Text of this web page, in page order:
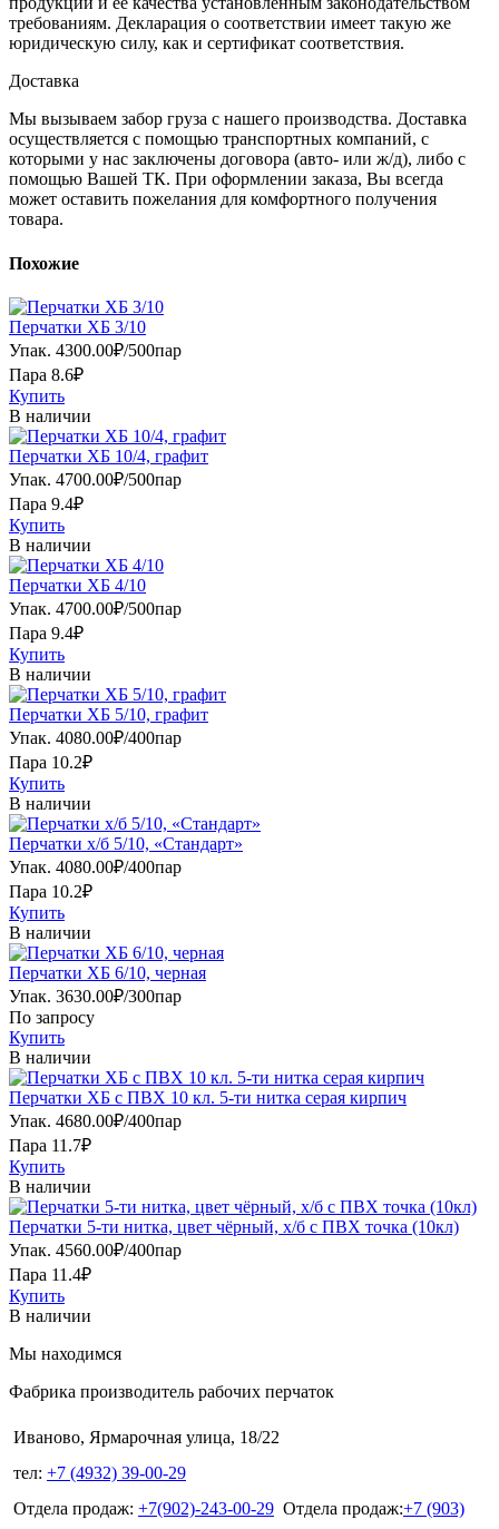
требованиям. Декларация о соответствии имеет такую же
юридическую силу, как и сертификат соответствия.
Доставка
Мы вызываем забор груза с нашего производства. Доставка
осуществляется с помощью транспортных компаний, с
которыми у нас заключены договора (авто- или ж/д), либо с
помощью Вашей ТК. При оформлении заказа, Вы всегда
может оставить пожелания для комфортного получения
товара.
Похожие
Перчатки ХБ 3/10
Упак. 4300.00₽/500пар
Пара 8.6₽
Купить
В наличии
Перчатки ХБ 10/4, графит
Упак. 4700.00₽/500пар
Пара 9.4₽
Купить
В наличии
Перчатки ХБ 4/10
Упак. 4700.00₽/500пар
Пара 9.4₽
Купить
В наличии
Перчатки ХБ 5/10, графит
Упак. 4080.00₽/400пар
Пара 10.2₽
Купить
В наличии
Перчатки х/б 5/10, «Стандарт»
Упак. 4080.00₽/400пар
Пара 10.2₽
Купить
В наличии
Перчатки ХБ 6/10, черная
Упак. 3630.00₽/300пар
По запросу
Купить
В наличии
Перчатки ХБ с ПВХ 10 кл. 5-ти нитка серая кирпич
Упак. 4680.00₽/400пар
Пара 11.7₽
Купить
В наличии
Перчатки 5-ти нитка, цвет чёрный, х/б с ПВХ точка (10кл)
Упак. 4560.00₽/400пар
Пара 11.4₽
Купить
В наличии
Мы находимся
Фабрика производитель рабочих перчаток
Иваново, Ярмарочная улица, 18/22
тел: +7 (4932) 39-00-29
Отдела продаж: +7(902)-243-00-29 Отдела продаж:+7 (903)